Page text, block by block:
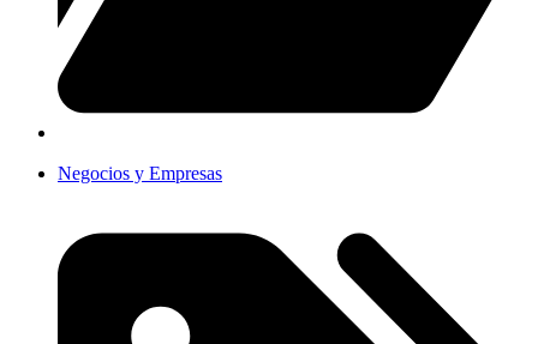
Negocios y Empresas